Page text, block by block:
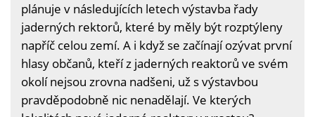
plánuje v následujících letech výstavba řady
jaderných rektorů, které by měly být rozptýleny
napříč celou zemí. A i když se začínají ozývat první
hlasy občanů, kteří z jaderných reaktorů ve svém
okolí nejsou zrovna nadšeni, už s výstavbou
pravděpodobně nic nenadělají. Ve kterých